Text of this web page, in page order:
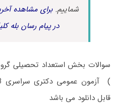
شماییم.برای مشاهده
در پیام رسان بله
قابل دانلود می باشد